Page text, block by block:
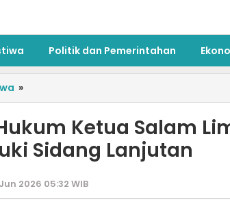
Politik dan Pemerintahan
»
Ketua Salam
Sidang Lanjutan
2026 05:32 WIB